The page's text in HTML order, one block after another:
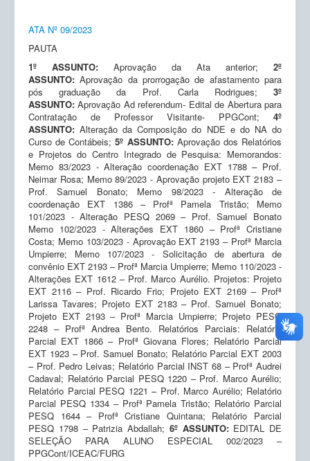
ATA Nº 09/2023
PAUTA
1º ASSUNTO: Aprovação da Ata anterior; 2º
ASSUNTO:Aprovação da prorrogação de afastamento para
pós graduação da Prof. Carla Rodrigues; 3º
ASSUNTO:Aprovação Ad referendum- Edital de Abertura para
Contratação de Professor Visitante- PPGCont; 4º
ASSUNTO:Alteração da Composição do NDE e do NA do
Curso de Contábeis;5º ASSUNTO: Aprovação dos Relatórios
e Projetos do Centro Integrado de Pesquisa: Memorandos:
Memo 83/2023 - Alteração coordenação EXT 1788 – Prof.
Neimar Rosa; Memo 89/2023 - Aprovação projeto EXT 2183 –
Prof. Samuel Bonato; Memo 98/2023 - Alteração de
coordenação EXT 1386 – Profª Pamela Tristão; Memo
101/2023 - Alteração PESQ 2069 – Prof. Samuel Bonato
Memo 102/2023 - Alterações EXT 1860 – Profª Cristiane
Costa; Memo 103/2023 - Aprovação EXT 2193 – Profª Marcia
Umpierre; Memo 107/2023 - Solicitação de abertura de
convênio EXT 2193 – Profª Marcia Umpierre; Memo 110/2023 -
Alterações EXT 1612 – Prof. Marco Aurélio. Projetos: Projeto
EXT 2116 – Prof. Ricardo Frio; Projeto EXT 2169 – Profª
Larissa Tavares; Projeto EXT 2183 – Prof. Samuel Bonato;
Projeto EXT 2193 – Profª Marcia Umpierre; Projeto PESQ
2248 – Profª Andrea Bento. Relatórios Parciais: Relatório
Parcial EXT 1866 – Profª Giovana Flores; Relatório Parcial
EXT 1923 – Prof. Samuel Bonato; Relatório Parcial EXT 2003
– Prof. Pedro Leivas; Relatório Parcial INST 68 – Profª Audrei
Cadaval; Relatório Parcial PESQ 1220 – Prof. Marco Aurélio;
Relatório Parcial PESQ 1221 – Prof. Marco Aurélio; Relatório
Parcial PESQ 1334 – Profª Pamela Tristão; Relatório Parcial
PESQ 1644 – Profª Cristiane Quintana; Relatório Parcial
PESQ 1798 – Patrizia Abdallah; 6º ASSUNTO: EDITAL DE
SELEÇÃO PARA ALUNO ESPECIAL 002/2023 –
PPGCont/ICEAC/FURG